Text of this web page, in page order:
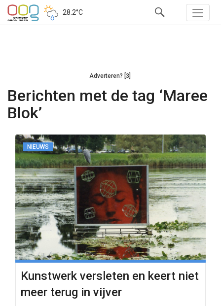
28.2°C
Adverteren? [3]
Berichten met de tag ‘Maree
Blok’
NIEUWS
Kunstwerk versleten en keert niet
meer terug in vijver